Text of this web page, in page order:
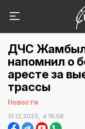
ДЧС
напомнил о
аресте за
трассы
Новости
10.12.2025, в 16:58